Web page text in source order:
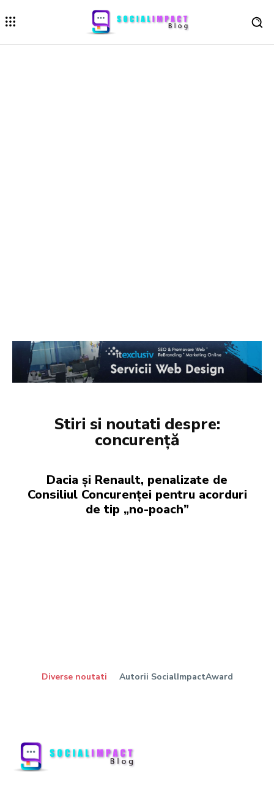
Stiri si noutati despre:
concurență
Dacia și Renault, penalizate de
Consiliul Concurenței pentru acorduri
de tip „no-poach”
Diverse noutati Autorii SocialImpactAward